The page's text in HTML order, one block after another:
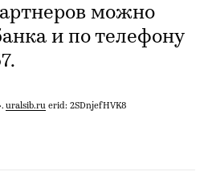
можно
и по телефону
uralsib.ru erid: 2SDnjefHVK8